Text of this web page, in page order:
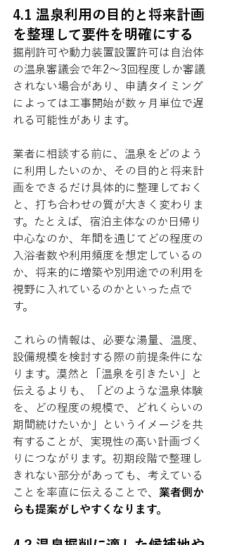
4.1 温泉利用の目的と将来計画
を整理して要件を明確にする
掘削許可や動力装置設置許可は自治体
の温泉審議会で年2〜3回程度しか審議
されない場合があり、申請タイミング
によっては工事開始が数ヶ月単位で遅
れる可能性があります。
業者に相談する前に、温泉をどのよう
に利用したいのか、その目的と将来計
画をできるだけ具体的に整理しておく
と、打ち合わせの質が大きく変わりま
す。たとえば、宿泊主体なのか日帰り
中心なのか、年間を通じてどの程度の
入浴者数や利用頻度を想定しているの
か、将来的に増築や別用途での利用を
視野に入れているのかといった点で
す。
これらの情報は、必要な湯量、温度、
設備規模を検討する際の前提条件にな
ります。漠然と「温泉を引きたい」と
伝えるよりも、「どのような温泉体験
を、どの程度の規模で、どれくらいの
期間続けたいか」というイメージを共
有することが、実現性の高い計画づく
りにつながります。初期段階で整理し
きれない部分があっても、考えている
ことを率直に伝えることで、 業者側か
らも提案がしやすくなります。